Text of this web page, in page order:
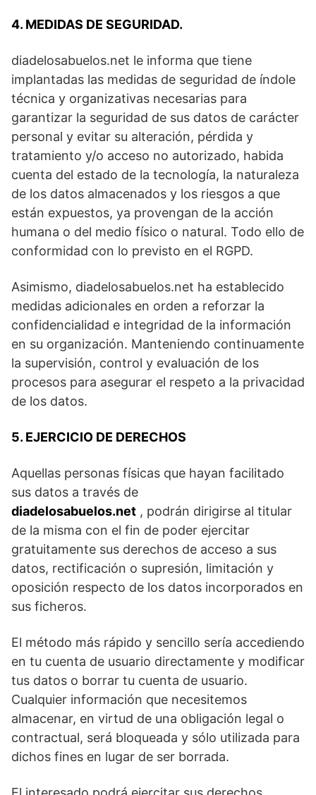
4. MEDIDAS DE SEGURIDAD.
diadelosabuelos.net le informa que tiene
implantadas las medidas de seguridad de índole
técnica y organizativas necesarias para
garantizar la seguridad de sus datos de carácter
personal y evitar su alteración, pérdida y
tratamiento y/o acceso no autorizado, habida
cuenta del estado de la tecnología, la naturaleza
de los datos almacenados y los riesgos a que
están expuestos, ya provengan de la acción
humana o del medio físico o natural. Todo ello de
conformidad con lo previsto en el RGPD.
Asimismo, diadelosabuelos.net ha establecido
medidas adicionales en orden a reforzar la
confidencialidad e integridad de la información
en su organización. Manteniendo continuamente
la supervisión, control y evaluación de los
procesos para asegurar el respeto a la privacidad
de los datos.
5. EJERCICIO DE DERECHOS
Aquellas personas físicas que hayan facilitado
sus datos a través de
diadelosabuelos.net , podrán dirigirse al titular
de la misma con el fin de poder ejercitar
gratuitamente sus derechos de acceso a sus
datos, rectificación o supresión, limitación y
oposición respecto de los datos incorporados en
sus ficheros.
El método más rápido y sencillo sería accediendo
en tu cuenta de usuario directamente y modificar
tus datos o borrar tu cuenta de usuario.
Cualquier información que necesitemos
almacenar, en virtud de una obligación legal o
contractual, será bloqueada y sólo utilizada para
dichos fines en lugar de ser borrada.